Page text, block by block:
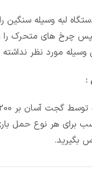
لبه وسیله سنگین
مورد نظر نداشته
:
را مناسب برای هر
بگیرید.